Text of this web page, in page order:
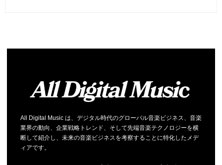
All Digital Music は、デジタル時代のグローバル音楽ビジネス、音楽
業界の動向、企業戦略トレンド、そして先端音楽テクノロジーを横
断して紹介し、未来の音楽ビジネスを考察することに特化したメデ
ィアです。